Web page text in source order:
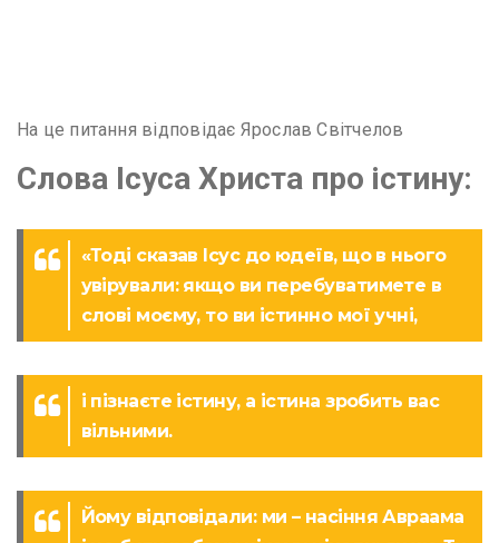
На це питання відповідає Ярослав Світчелов
Слова Ісуса Христа про істину:
«Тоді сказав Ісус до юдеїв, що в нього
увірували: якщо ви перебуватимете в
слові моєму, то ви істинно мої учні,
і пізнаєте істину, а істина зробить вас
вільними.
Йому відповідали: ми – насіння Авраама